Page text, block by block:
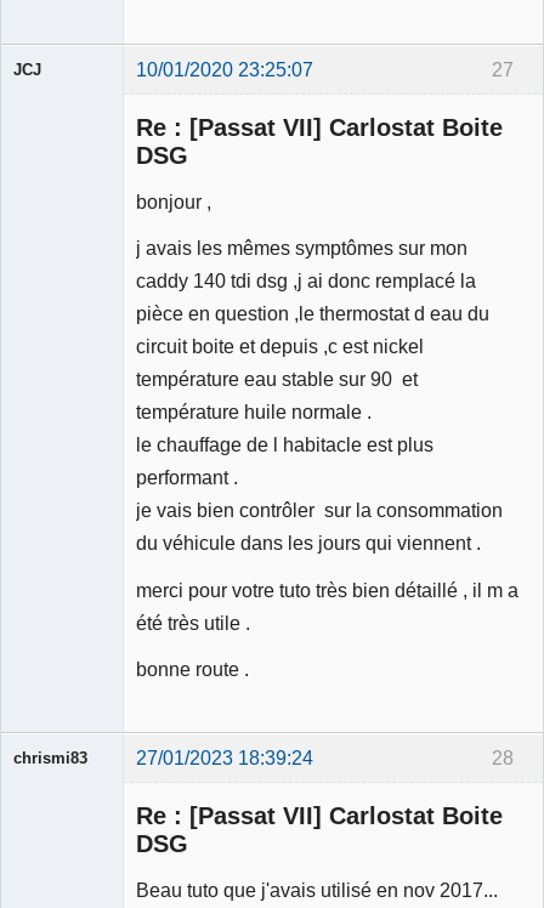
27
JCJ 10/01/2020 23:25:07
Re : [Passat VII] Carlostat Boite
DSG
bonjour ,
j avais les mêmes symptômes sur mon
caddy 140 tdi dsg ,j ai donc remplacé la
pièce en question ,le thermostat d eau du
circuit boite et depuis ,c est nickel
température eau stable sur 90 et
température huile normale .
le chauffage de l habitacle est plus
performant .
je vais bien contrôler sur la consommation
du véhicule dans les jours qui viennent .
merci pour votre tuto très bien détaillé , il m a
été très utile .
bonne route .
28
chrismi83 27/01/2023 18:39:24
Re : [Passat VII] Carlostat Boite
DSG
Beau tuto que j'avais utilisé en nov 2017...